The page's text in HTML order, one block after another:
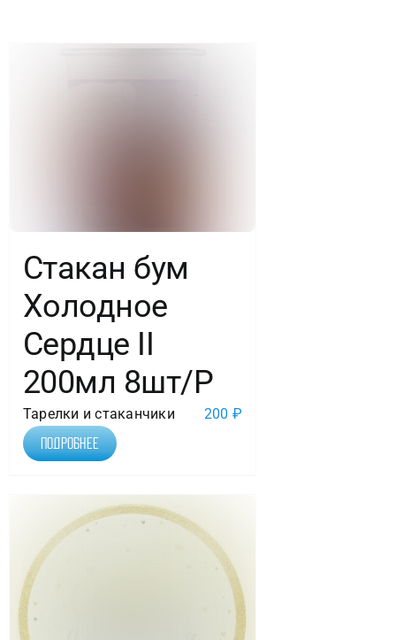
Стакан бум
Холодное
Сердце II
200мл 8шт/P
Тарелки и стаканчики 200 ₽
Подробнее